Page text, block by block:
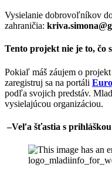
Vysielanie dobrovoľníkov
zahraničia:
Tento projekt nie je to, čo
Pokiaľ máš záujem o
zaregistruj sa na portáli
podľa svojich predstáv.
vysielajúcou organizáciou.
–Veľa šťastia s